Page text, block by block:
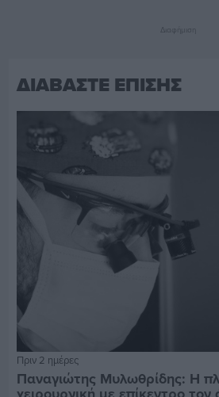
Διαφήμιση
ΔΙΑΒΑΣΤΕ ΕΠΙΣΗΣ
Πριν 2 ημέρες
Παναγιώτης Μυλωθρίδης: Η